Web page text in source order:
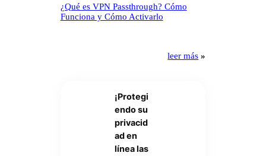
¿Qué es VPN Passthrough? Cómo
Funciona y Cómo Activarlo
leer más »
¡Protegi
endo su
privacid
ad en
línea las